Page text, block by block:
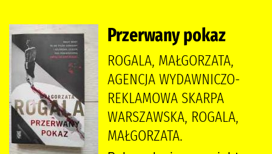
Przerwany pokaz
ROGALA, MAŁGORZATA,
AGENCJA WYDAWNICZO-
REKLAMOWA SKARPA
WARSZAWSKA, ROGALA,
MAŁGORZATA.